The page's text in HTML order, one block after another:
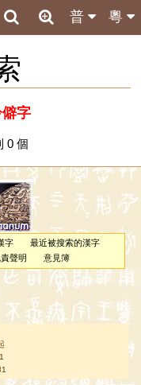
粵
普
字
0 個
字
最近被搜索的漢字
聲明 意見簿